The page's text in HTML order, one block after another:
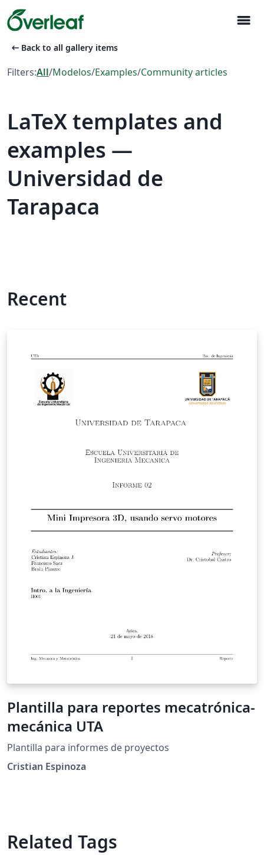
menu
arrow_left_alt Back to all gallery items
Filters:All/Modelos/Examples/Community articles
LaTeX templates and
examples —
Universidad de
Tarapaca
Recent
Plantilla para reportes mecatrónica-
mecánica UTA
Plantilla para informes de proyectos
Cristian Espinoza
Related Tags